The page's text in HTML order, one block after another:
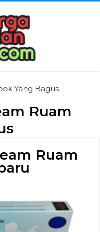
Yang Bagus
Ruam
Ruam